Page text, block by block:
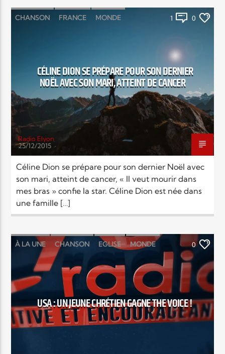
CHANSON FRANCE MONDE 1 0
CÉLINE DION SE PRÉPARE POUR SON DERNIER
NOËL AVEC SON MARI, ATTEINT DE CANCER
Radio Elyon
25/12/2015
Céline Dion se prépare pour son dernier Noël avec
son mari, atteint de cancer, « Il veut mourir dans
mes bras » confie la star. Céline Dion est née dans
une famille […]
À LA UNE CHANSON EGLISE MONDE
RELIGIONS
0
USA : UN JEUNE CHRÉTIEN GAGNE THE VOICE !